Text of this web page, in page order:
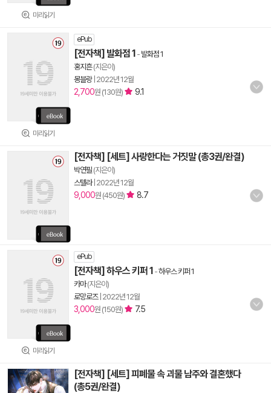
미리읽기
미리읽기
ePub
[전자책] 발화점 1 - 발화점 1
홍지흔(지은이)
몽블랑| 2022년 12월
2,700원 (130원) 9.1
[전자책] [세트] 사랑한다는 거짓말 (총3권/완결)
박연필 (지은이)
스텔라| 2022년 12월
9,000원 (450원) 8.7
미리읽기
ePub
[전자책] 하우스 키퍼 1 -하우스 키퍼 1
카마(지은이)
로망로즈| 2022년 12월
3,000원 (150원) 7.5
[전자책] [세트] 피폐물 속 괴물 남주와 결혼했다
(총5권/완결)